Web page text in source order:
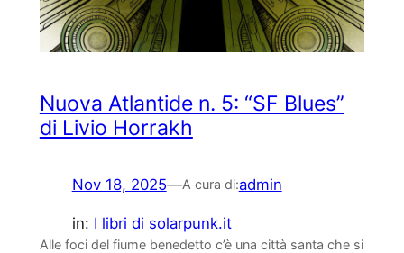
Nuova Atlantide n. 5: “SF Blues”
di Livio Horrakh
Nov 18, 2025—A cura di:admin
in: I libri di solarpunk.it
Alle foci del fiume benedetto c’è una città santa che si